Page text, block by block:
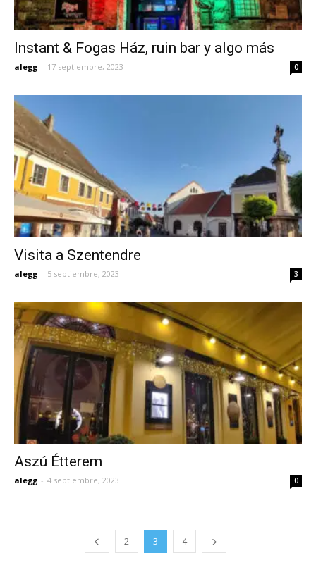
Instant & Fogas Ház, ruin bar y algo más
alegg - 17 septiembre, 2023 0
Visita a Szentendre
alegg - 5 septiembre, 2023 3
Aszú Étterem
alegg - 4 septiembre, 2023 0
2 3 4